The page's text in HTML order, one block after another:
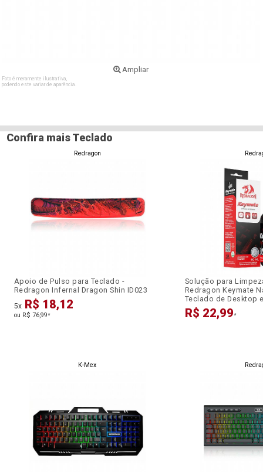
Ampliar
Foto é meramente ilustrativa,
podendo este variar de aparência.
Confira mais Teclado
Redragon
Apoio de Pulso para Teclado -
Redragon Infernal Dragon Shin ID023
5xR$ 18,12
ou R$ 76,99*
Solução para
Redragon Keymate
Teclado de Desktop
R$ 22,99*
K-Mex